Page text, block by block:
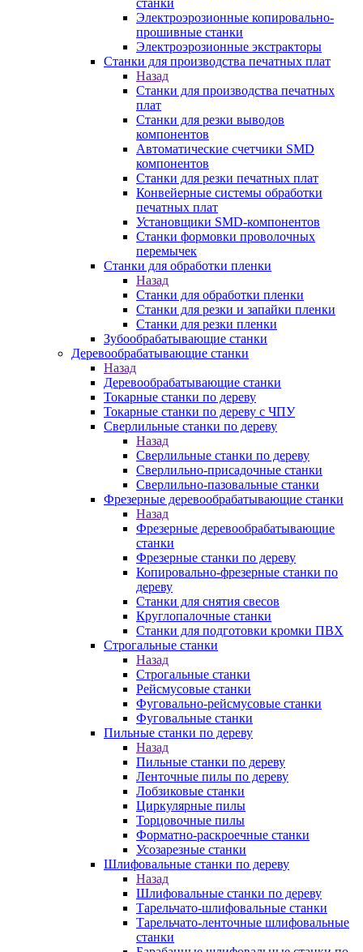
станки
Электроэрозионные копировально-
прошивные станки
Электроэрозионные экстракторы
Станки для производства печатных плат
Назад
Станки для производства печатных
плат
Станки для резки выводов
компонентов
Автоматические счетчики SMD
компонентов
Станки для резки печатных плат
Конвейерные системы обработки
печатных плат
Установщики SMD-компонентов
Станки формовки проволочных
перемычек
Станки для обработки пленки
Назад
Станки для обработки пленки
Станки для резки и запайки пленки
Станки для резки пленки
Зубообрабатывающие станки
Деревообрабатывающие станки
Назад
Деревообрабатывающие станки
Токарные станки по дереву
Токарные станки по дереву с ЧПУ
Сверлильные станки по дереву
Назад
Сверлильные станки по дереву
Сверлильно-присадочные станки
Сверлильно-пазовальные станки
Фрезерные деревообрабатывающие станки
Назад
Фрезерные деревообрабатывающие
станки
Фрезерные станки по дереву
Копировально-фрезерные станки по
дереву
Станки для снятия свесов
Круглопалочные станки
Станки для подготовки кромки ПВХ
Строгальные станки
Назад
Строгальные станки
Рейсмусовые станки
Фуговально-рейсмусовые станки
Фуговальные станки
Пильные станки по дереву
Назад
Пильные станки по дереву
Ленточные пилы по дереву
Лобзиковые станки
Циркулярные пилы
Торцовочные пилы
Форматно-раскроечные станки
Усозарезные станки
Шлифовальные станки по дереву
Назад
Шлифовальные станки по дереву
Тарельчато-шлифовальные станки
Тарельчато-ленточные шлифовальные
станки